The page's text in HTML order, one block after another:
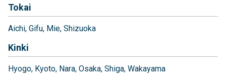
Tokai
Aichi Gifu Mie Shizuoka
Kinki
Hyogo Kyoto Nara Osaka Shiga Wakayama